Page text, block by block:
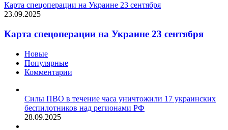
Карта спецоперации на Украине 23 сентября
23.09.2025
Карта спецоперации на Украине 23 сентября
Новые
Популярные
Комментарии
Силы ПВО в течение часа уничтожили 17 украинских
беспилотников над регионами РФ
28.09.2025